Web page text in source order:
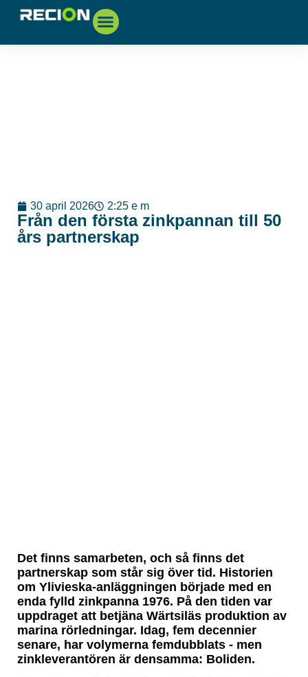
Från den första zinkpannan till 50
års partnerskap
30 april 2026 2:25 e m
Det finns samarbeten, och så finns det
partnerskap som står sig över tid. Historien
om Ylivieska-anläggningen började med en
enda fylld zinkpanna 1976. På den tiden var
uppdraget att betjäna Wärtsiläs produktion av
marina rörledningar. Idag, fem decennier
senare, har volymerna femdubblats - men
zinkleverantören är densamma: Boliden.